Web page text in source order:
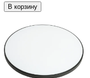
В корзину